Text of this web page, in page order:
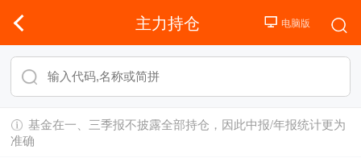
主力持仓
基金在一、三季报不披露全部持仓，因此中报/年报统计更为
准确